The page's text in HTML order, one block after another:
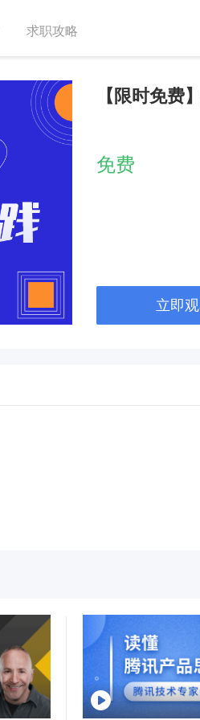
求职攻略
【限时免费
免费
立即